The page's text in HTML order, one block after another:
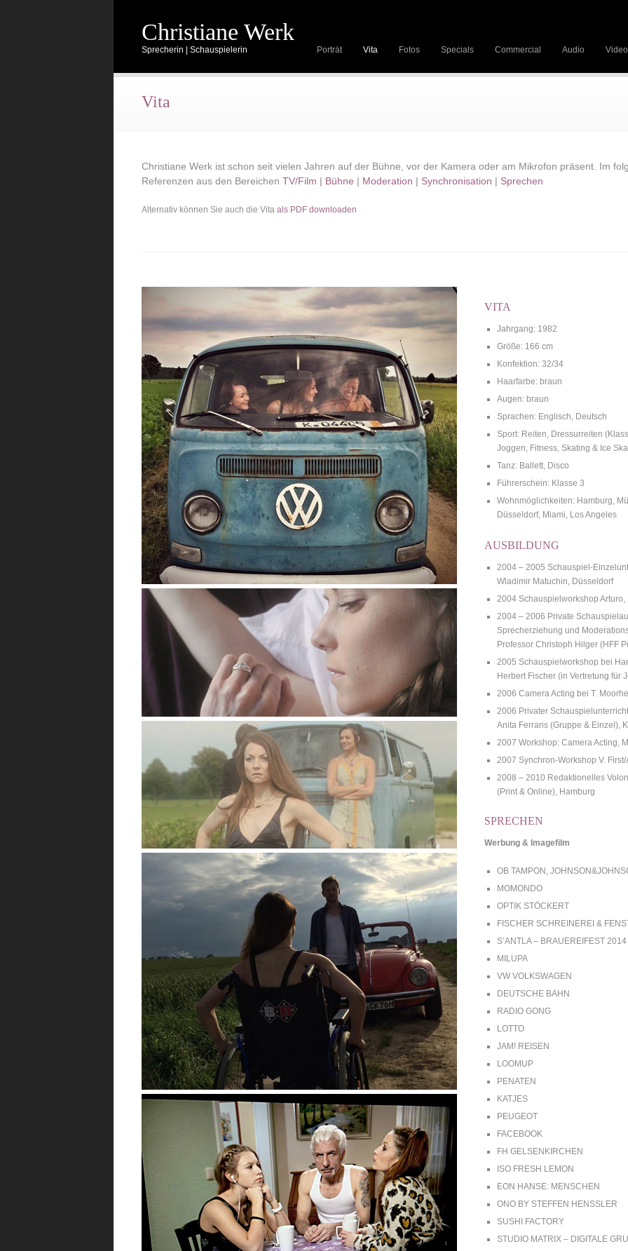
Christiane Werk
Sprecherin | Schauspielerin Porträt Vita Fotos Specials Commercial Audio Video
Vita
Christiane Werk ist schon seit vielen Jahren auf der Bühne, vor der Kamera oder am Mikrofon präsent. Im
Referenzen aus den Bereichen TV/Film | Bühne | Moderation | Synchronisation | Sprechen
Alternativ können Sie auch die Vita als PDF downloaden
VITA
Jahrgang: 1982
Größe: 166 cm
Konfektion: 32/34
Haarfarbe: braun
Augen: braun
Sprachen: Englisch, Deutsch
Sport: Reiten, Dressurreiten
Joggen, Fitness, Skating & Ice
Tanz: Ballett, Disco
Führerschein: Klasse 3
Wohnmöglichkeiten: Hamburg,
Düsseldorf, Miami, Los Angeles
AUSBILDUNG
2004 – 2005 Schauspiel-
Wladimir Matuchin, Düsseldorf
2004 Schauspielworkshop Arturo,
2004 – 2006 Private
Sprecherziehung und
Professor Christoph Hilger (HFF
2005 Schauspielworkshop bei
Herbert Fischer (in Vertretung für
2006 Camera Acting bei T.
2006 Privater
Anita Ferraris (Gruppe & Einzel),
2007 Workshop: Camera Acting,
2007 Synchron-Workshop V.
2008 – 2010 Redaktionelles
(Print & Online), Hamburg
SPRECHEN
Werbung & Imagefilm
OB TAMPON,
MOMONDO
OPTIK STÖCKERT
FISCHER SCHREINEREI &
S’ANTLA – BRAUEREIFEST 2014
MILUPA
VW VOLKSWAGEN
DEUTSCHE BAHN
RADIO GONG
LOTTO
JAM! REISEN
LOOMUP
PENATEN
KATJES
PEUGEOT
FACEBOOK
FH GELSENKIRCHEN
ISO FRESH LEMON
EON HANSE: MENSCHEN
ONO BY STEFFEN HENSSLER
SUSHI FACTORY
STUDIO MATRIX – DIGITALE